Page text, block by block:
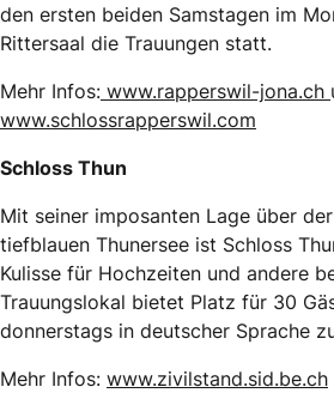
den ersten beiden Samstagen im
Rittersaal die Trauungen statt.
Mehr Infos: www.rapperswil-jona.ch
www.schlossrapperswil.com
Schloss Thun
Mit seiner imposanten Lage über
tiefblauen Thunersee ist Schloss
Kulisse für Hochzeiten und andere
Trauungslokal bietet Platz für 30
donnerstags in deutscher Sprache
Mehr Infos: www.zivilstand.sid.be.ch